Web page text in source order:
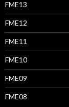
FME13
FME12
FME11
FME10
FME09
FME08